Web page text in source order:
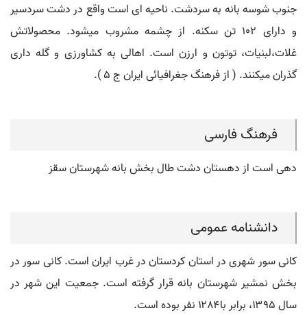
جنوب شوسه بانه به سردشت. ناحیه ای است واقع در دشت سردسیر
و دارای 102 تن سکنه. از چشمه مشروب میشود. محصولاتش
غلات،لبنیات، توتون و ارزن است. اهالی به کشاورزی و گله داری
گذران میکنند. ( از فرهنگ جغرافیائی ایران ج 5 ).
فرهنگ فارسی
دهی است از دهستان دشت طال بخش بانه شهرستان سقز
دانشنامه عمومی
کانی سور شهری در استان کردستان در غرب ایران است. کانی سور در
بخش نمشیر شهرستان بانه قرار گرفته است. جمعیت این شهر در
سال ۱۳۹۵، برابر با۱۲۸۴ نفر بوده است.